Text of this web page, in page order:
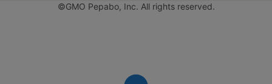
©GMO Pepabo, Inc. All rights reserved.